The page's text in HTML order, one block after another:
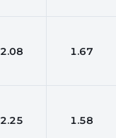
2.08 1.67
2.25 1.58